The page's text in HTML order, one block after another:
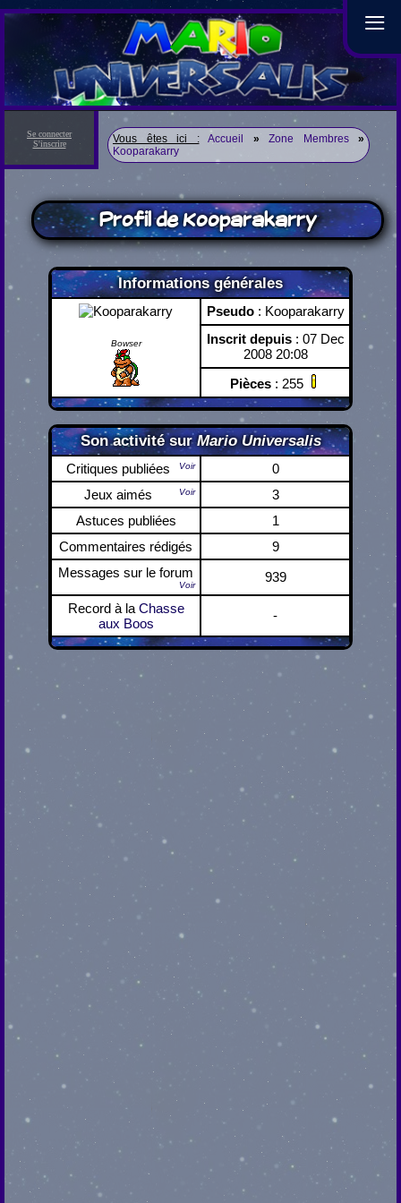
≡
Se connecter
S'inscrire
Vous êtes ici : Accueil » Zone Membres
»
Kooparakarry
Profil de Kooparakarry
Informations générales
Bowser
Pseudo: Kooparakarry
Inscrit depuis: 07 Dec
2008 20:08
Pièces: 255
Son activité surMario Universalis
Critiques publiées Voir
0
Jeux aimés
Voir
3
Astuces publiées
1
Commentaires rédigés
9
Messages sur le forum
Voir
939
Record à la Chasse
aux Boos
-